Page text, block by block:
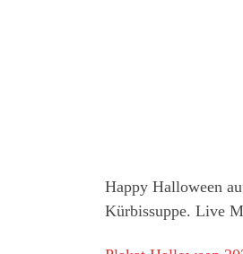
Happy Halloween
Kürbissuppe. Live